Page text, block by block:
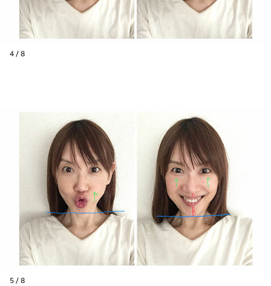
4 / 8
5 / 8